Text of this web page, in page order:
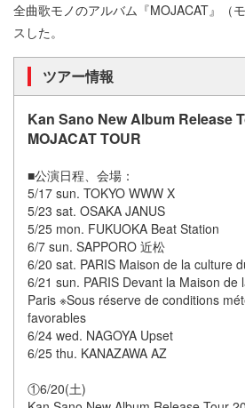
全曲歌モノのアルバム『MOJACAT』（
スした。
ツアー情報
Kan Sano New Album Release
MOJACAT TOUR
■公演日程、会場：
5/17 sun. TOKYO WWW X
5/23 sat. OSAKA JANUS
5/25 mon. FUKUOKA Beat Station
6/7 sun. SAPPORO 近松
6/20 sat. PARIS Maison de la culture
6/21 sun. PARIS Devant la Maison de
Paris ※Sous réserve de conditions
favorables
6/24 wed. NAGOYA Upset
6/25 thu. KANAZAWA AZ
①6/20(土)